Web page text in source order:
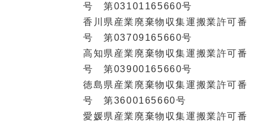
号 第03101165660号
香川県産業廃棄物収集運搬業許可番
号 第03709165660号
高知県産業廃棄物収集運搬業許可番
号 第03900165660号
徳島県産業廃棄物収集運搬業許可番
号 第3600165660号
愛媛県産業廃棄物収集運搬業許可番